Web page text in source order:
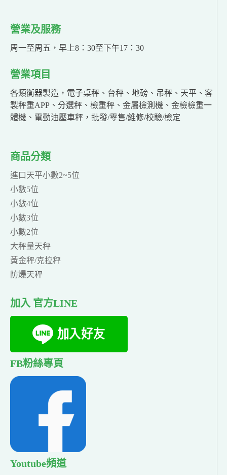
營業及服務
周一至周五，早上8：30至下午17：30
營業項目
各類衡器製造，電子桌秤、台秤、地磅、吊秤、天平、客
製秤重APP、分選秤、檢重秤、金屬檢測機、金檢檢重一
體機、電動油壓車秤，批發/零售/維修/校驗/檢定
商品分類
進口天平小數2~5位
小數5位
小數4位
小數3位
小數2位
大秤量天秤
黃金秤/克拉秤
防爆天秤
加入 官方LINE
FB粉絲專頁
Youtube頻道